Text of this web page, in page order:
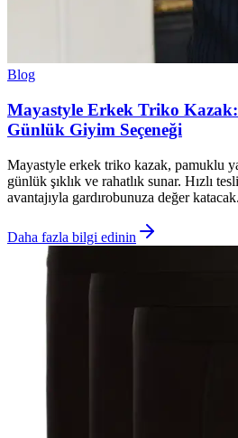
Blog
Mayastyle Erkek Triko Kazak:
Günlük Giyim Seçeneği
Mayastyle erkek triko kazak, pamuklu
günlük şıklık ve rahatlık sunar. Hızlı
avantajıyla gardırobunuza değer katacak.
Daha fazla bilgi edinin